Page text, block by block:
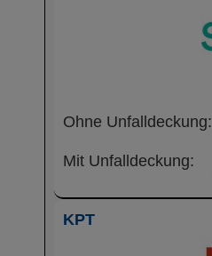
Ohne Unfalldeckung:
Mit Unfalldeckung:
KPT